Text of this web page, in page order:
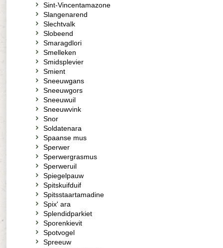
Sint-Vincentamazone
Slangenarend
Slechtvalk
Slobeend
Smaragdlori
Smelleken
Smidsplevier
Smient
Sneeuwgans
Sneeuwgors
Sneeuwuil
Sneeuwvink
Snor
Soldatenara
Spaanse mus
Sperwer
Sperwergrasmus
Sperweruil
Spiegelpauw
Spitskuifduif
Spitsstaartamadine
Spix' ara
Splendidparkiet
Sporenkievit
Spotvogel
Spreeuw